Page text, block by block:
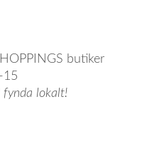
butiker
15
fynda lokalt!